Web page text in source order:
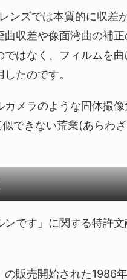
ンズでは本質的に収差
曲収差や像面湾曲の補
ではなく、フィルムを曲
たのです。
カメラのような固体撮像
できない荒業(あらわ
ンです」に関する特許文
の販売開始された1986